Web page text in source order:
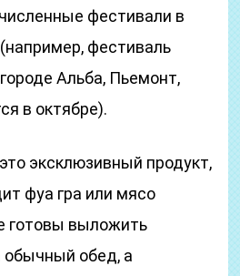
фестивали в
фестиваль
Альба, Пьемонт,
в октябре).
эксклюзивный продукт,
фуа гра или мясо
готовы выложить
обед, а